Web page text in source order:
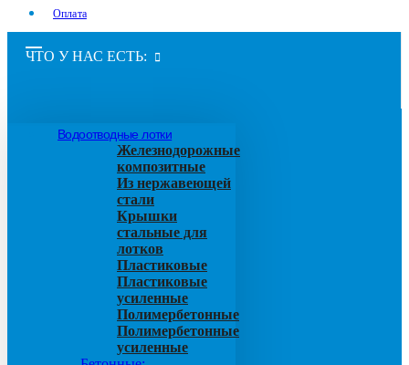
Оплата
ЧТО У НАС ЕСТЬ:
Водоотводные лотки
Железнодорожные
композитные
Из нержавеющей
стали
Крышки
стальные для
лотков
Пластиковые
Пластиковые
усиленные
Полимербетонные
Полимербетонные
усиленные